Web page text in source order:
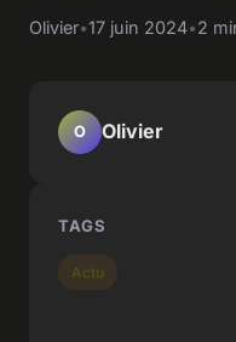
Olivier•17 juin 2024•2
O Olivier
TAGS
Actu